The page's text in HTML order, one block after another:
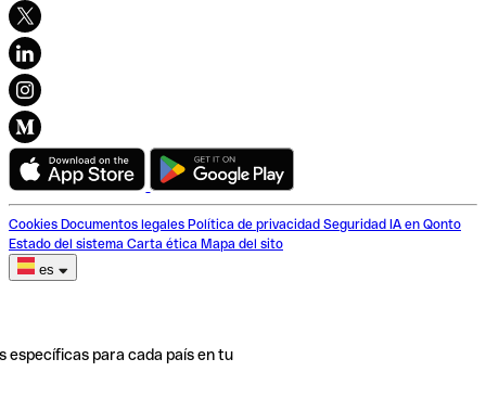
Cookies Documentos legales Política de privacidad Seguridad IA en Qonto
Estado del sistema Carta ética Mapa del sito
es
específicas para cada país en tu